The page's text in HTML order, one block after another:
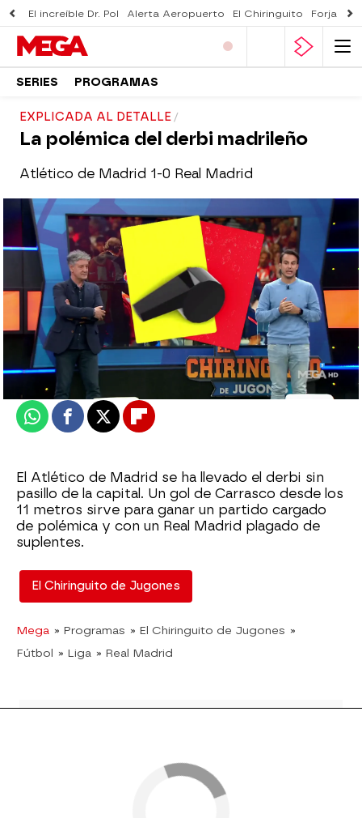
El increíble Dr. Pol Alerta Aeropuerto El Chiringuito Forjado
SERIES PROGRAMAS
EXPLICADA AL DETALLE
La polémica del derbi madrileño
Atlético de Madrid 1-0 Real Madrid
El Chiringuito
Madrid
Actualizado:09 de mayo de 2022, 06:00
Publicado:
09 de mayo de 2022, 01:24
WhatsappFacebook
X Flipboard
El Atlético de Madrid se ha llevado el derbi sin
pasillo de la capital. Un gol de Carrasco desde los
11 metros sirve para ganar un partido cargado
de polémica y con un Real Madrid plagado de
suplentes.
El Chiringuito de Jugones
Mega » Programas » El Chiringuito de Jugones »
Fútbol » Liga » Real Madrid